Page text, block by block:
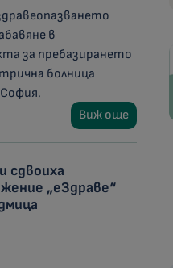
в
за пребазирането
болница
Виж още
сдвоиха
„еЗдраве“